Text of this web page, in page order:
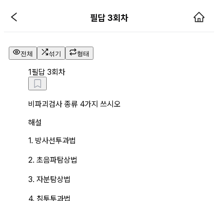
필답 3회차 해설 페이지
필답 3회차
전체 섞기 형태
1필답 3회차
비파괴검사 종류 4가지 쓰시오
해설
1. 방사선투과법
2. 초음파탐상법
3. 자분탐상법
4. 침투투과법